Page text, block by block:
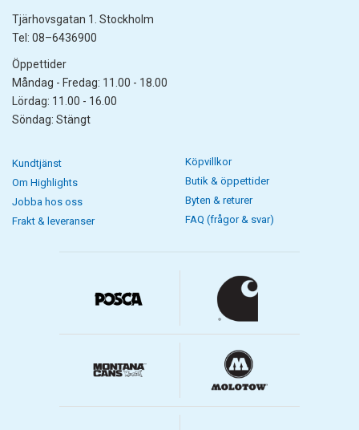
Tjärhovsgatan 1. Stockholm
Tel: 08–6436900
Öppettider
Måndag - Fredag: 11.00 - 18.00
Lördag: 11.00 - 16.00
Söndag: Stängt
Kundtjänst
Om Highlights
Jobba hos oss
Frakt & leveranser
Köpvillkor
Butik & öppettider
Byten & returer
FAQ (frågor & svar)